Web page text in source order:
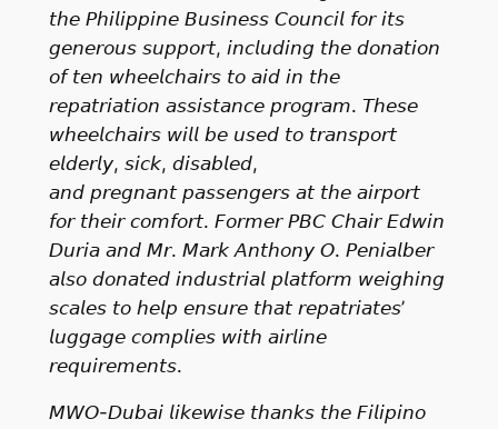
𝘵𝘩𝘦 𝘗𝘩𝘪𝘭𝘪𝘱𝘱𝘪𝘯𝘦 𝘉𝘶𝘴𝘪𝘯𝘦𝘴𝘴 𝘊𝘰𝘶𝘯𝘤𝘪𝘭 𝘧𝘰𝘳 𝘪𝘵𝘴
𝘨𝘦𝘯𝘦𝘳𝘰𝘶𝘴 𝘴𝘶𝘱𝘱𝘰𝘳𝘵, 𝘪𝘯𝘤𝘭𝘶𝘥𝘪𝘯𝘨 𝘵𝘩𝘦 𝘥𝘰𝘯𝘢𝘵𝘪𝘰𝘯
𝘰𝘧 𝘵𝘦𝘯 𝘸𝘩𝘦𝘦𝘭𝘤𝘩𝘢𝘪𝘳𝘴 𝘵𝘰 𝘢𝘪𝘥 𝘪𝘯 𝘵𝘩𝘦
𝘳𝘦𝘱𝘢𝘵𝘳𝘪𝘢𝘵𝘪𝘰𝘯 𝘢𝘴𝘴𝘪𝘴𝘵𝘢𝘯𝘤𝘦 𝘱𝘳𝘰𝘨𝘳𝘢𝘮. 𝘛𝘩𝘦𝘴𝘦
𝘸𝘩𝘦𝘦𝘭𝘤𝘩𝘢𝘪𝘳𝘴 𝘸𝘪𝘭𝘭 𝘣𝘦 𝘶𝘴𝘦𝘥 𝘵𝘰 𝘵𝘳𝘢𝘯𝘴𝘱𝘰𝘳𝘵
𝘦𝘭𝘥𝘦𝘳𝘭𝘺, 𝘴𝘪𝘤𝘬, 𝘥𝘪𝘴𝘢𝘣𝘭𝘦𝘥,
𝘢𝘯𝘥 𝘱𝘳𝘦𝘨𝘯𝘢𝘯𝘵 𝘱𝘢𝘴𝘴𝘦𝘯𝘨𝘦𝘳𝘴 𝘢𝘵 𝘵𝘩𝘦 𝘢𝘪𝘳𝘱𝘰𝘳𝘵
𝘧𝘰𝘳 𝘵𝘩𝘦𝘪𝘳 𝘤𝘰𝘮𝘧𝘰𝘳𝘵. 𝘍𝘰𝘳𝘮𝘦𝘳 𝘗𝘉𝘊 𝘊𝘩𝘢𝘪𝘳 𝘌𝘥𝘸𝘪𝘯
𝘋𝘶𝘳𝘪𝘢 𝘢𝘯𝘥 𝘔𝘳. 𝘔𝘢𝘳𝘬 𝘈𝘯𝘵𝘩𝘰𝘯𝘺 𝘖. 𝘗𝘦𝘯𝘪𝘢𝘭𝘣𝘦𝘳
𝘢𝘭𝘴𝘰 𝘥𝘰𝘯𝘢𝘵𝘦𝘥 𝘪𝘯𝘥𝘶𝘴𝘵𝘳𝘪𝘢𝘭 𝘱𝘭𝘢𝘵𝘧𝘰𝘳𝘮 𝘸𝘦𝘪𝘨𝘩𝘪𝘯𝘨
𝘴𝘤𝘢𝘭𝘦𝘴 𝘵𝘰 𝘩𝘦𝘭𝘱 𝘦𝘯𝘴𝘶𝘳𝘦 𝘵𝘩𝘢𝘵 𝘳𝘦𝘱𝘢𝘵𝘳𝘪𝘢𝘵𝘦𝘴’
𝘭𝘶𝘨𝘨𝘢𝘨𝘦 𝘤𝘰𝘮𝘱𝘭𝘪𝘦𝘴 𝘸𝘪𝘵𝘩 𝘢𝘪𝘳𝘭𝘪𝘯𝘦
𝘳𝘦𝘲𝘶𝘪𝘳𝘦𝘮𝘦𝘯𝘵𝘴.
𝘔𝘞𝘖-𝘋𝘶𝘣𝘢𝘪 𝘭𝘪𝘬𝘦𝘸𝘪𝘴𝘦 𝘵𝘩𝘢𝘯𝘬𝘴 𝘵𝘩𝘦 𝘍𝘪𝘭𝘪𝘱𝘪𝘯𝘰